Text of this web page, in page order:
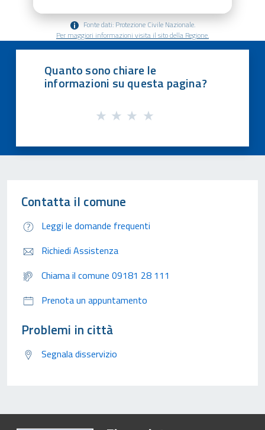
Fonte dati: Protezione Civile Nazionale.
Per maggiori informazioni visita il sito della Regione.
Quanto sono chiare le
informazioni su questa pagina?
Contatta il comune
Leggi le domande frequenti
Richiedi Assistenza
Chiama il comune 09181 28 111
Prenota un appuntamento
Problemi in città
Segnala disservizio